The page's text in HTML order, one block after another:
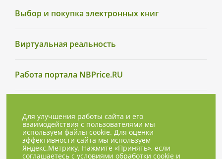
Выбор и покупка электронных книг
Виртуальная реальность
Работа портала NBPrice.RU
Для улучшения работы сайта и его
взаимодействия с пользователями мы
используем файлы cookie. Для оценки
эффективности сайта мы используем
Яндекс.Метрику. Нажмите «Принять», если
соглашаетесь с условиями обработки cookie и